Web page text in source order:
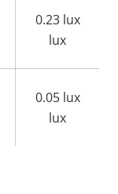
0.23 lux
lux
0.05 lux
lux